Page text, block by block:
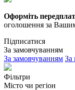
Оформіть
оголошення за
Підписатися
За замовчуванням
За замовчуванням За
Фільтри
Місто чи регіон